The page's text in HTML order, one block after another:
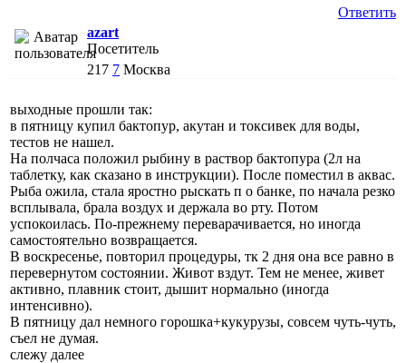
Ответить
azart
Посетитель
217 7 Москва
выходные прошли так:
в пятницу купил бактопур, акутан и токсивек для воды,
тестов не нашел.
На полчаса положил рыбину в раствор бактопура (2л на
таблетку, как сказано в инструкции). После поместил в аквас.
Рыба ожила, стала яростно рыскать п о банке, по начала резко
всплывала, брала воздух и держала во рту. Потом
успокоилась. По-прежнему переварачивается, но иногда
самостоятельно возвращается.
В воскресенье, повторил процедуры, тк 2 дня она все равно в
перевернутом состоянии. Живот вздут. Тем не менее, живет
активно, плавник стоит, дышит нормально (иногда
интенсивно).
В пятницу дал немного горошка+кукурузы, совсем чуть-чуть,
съел не думая.
слежу далее